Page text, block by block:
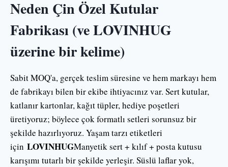
Neden Çin Özel Kutular
Fabrikası (ve LOVINHUG
üzerine bir kelime)
Sabit MOQ'a, gerçek teslim süresine ve hem markayı hem
de fabrikayı bilen bir ekibe ihtiyacınız var. Sert kutular,
katlanır kartonlar, kağıt tüpler, hediye poşetleri
üretiyoruz; böylece çok formatlı setleri sorunsuz bir
şekilde hazırlıyoruz. Yaşam tarzı etiketleri
için LOVINHUGManyetik sert + kılıf + posta kutusu
karışımı tutarlı bir şekilde yerleşir. Süslü laflar yok,